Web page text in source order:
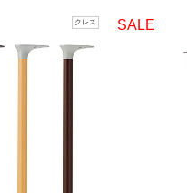
クレス SALE